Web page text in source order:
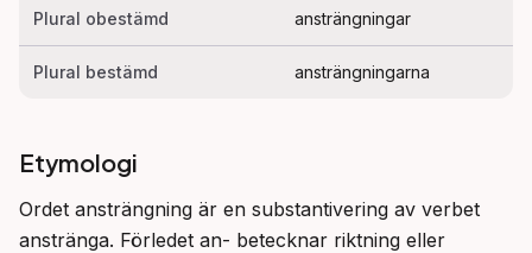
Plural obestämd ansträngningar
Plural bestämd ansträngningarna
Etymologi
Ordet ansträngning är en substantivering av verbet
anstränga. Förledet an- betecknar riktning eller